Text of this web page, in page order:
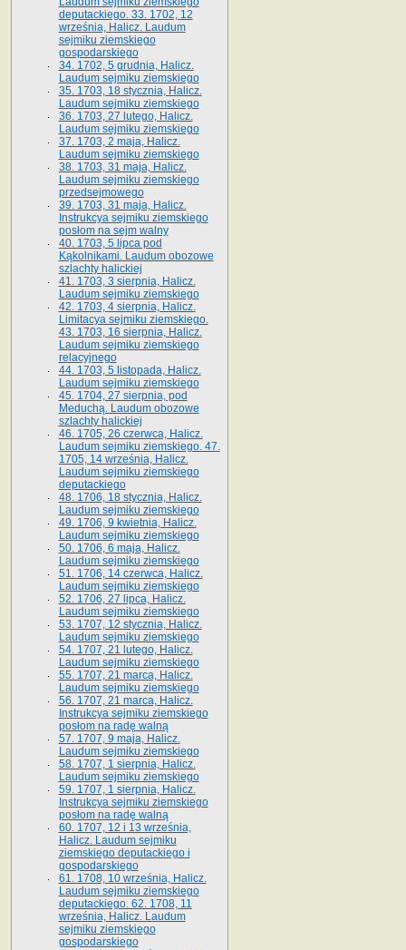
deputackiego. 33. 1702, 12
września, Halicz. Laudum
sejmiku ziemskiego
gospodarskiego
34. 1702, 5 grudnia, Halicz.
Laudum sejmiku ziemskiego
35. 1703, 18 stycznia, Halicz.
Laudum sejmiku ziemskiego
36. 1703, 27 lutego, Halicz.
Laudum sejmiku ziemskiego
37. 1703, 2 maja, Halicz.
Laudum sejmiku ziemskiego
38. 1703, 31 maja, Halicz.
Laudum sejmiku ziemskiego
przedsejmowego
39. 1703, 31 maja, Halicz.
Instrukcya sejmiku ziemskiego
posłom na sejm walny
40. 1703, 5 lipca pod
Kąkolnikami. Laudum obozowe
szlachty halickiej
41­. 1703, 3 sierpnia, Halicz.
Laudum sejmiku ziemskiego
42. 1703, 4 sierpnia, Halicz.
Limitacya sejmiku ziemskiego.
43. 1703, 16 sierpnia, Halicz.
Laudum sejmiku ziemskiego
relacyjnego
44. 1703, 5 listopada, Halicz.
Laudum sejmiku ziemskiego
45. 1704, 27 sierpnia, pod
Meduchą. Laudum obozowe
szlachty halickiej
46. 1705, 26 czerwca, Halicz.
Laudum sejmiku ziemskiego. 47.
1705, 14 września, Halicz.
Laudum sejmiku ziemskiego
deputackiego
48. 1706, 18 stycznia, Halicz.
Laudum sejmiku ziemskiego
49. 1706, 9 kwietnia, Halicz.
Laudum sejmiku ziemskiego
50. 1706, 6 maja, Halicz.
Laudum sejmiku ziemskiego
51. 1706, 14 czerwca, Halicz.
Laudum sejmiku ziemskiego
52. 1706, 27 lipca, Halicz.
Laudum sejmiku ziemskiego
53. 1707, 12 stycznia, Halicz.
Laudum sejmiku ziemskiego
54. 1707, 21 lutego, Halicz.
Laudum sejmiku ziemskiego
55. 1707, 21 marca, Halicz.
Laudum sejmiku ziemskiego
56. 1707, 21 marca, Halicz.
Instrukcya sejmiku ziemskiego
posłom na radę walną
57. 1707, 9 maja, Halicz.
Laudum sejmiku ziemskiego
58. 1707, 1 sierpnia, Halicz.
Laudum sejmiku ziemskiego
59. 1707, 1 sierpnia, Halicz.
Instrukcya sejmiku ziemskiego
posłom na radę walną
60. 1707, 12 i 13 września,
Halicz. Laudum sejmiku
ziemskiego deputackiego i
gospodarskiego
61. 1708, 10 września, Halicz.
Laudum sejmiku ziemskiego
deputackiego. 62. 1708, 11
września, Halicz. Laudum
sejmiku ziemskiego
gospodarskiego